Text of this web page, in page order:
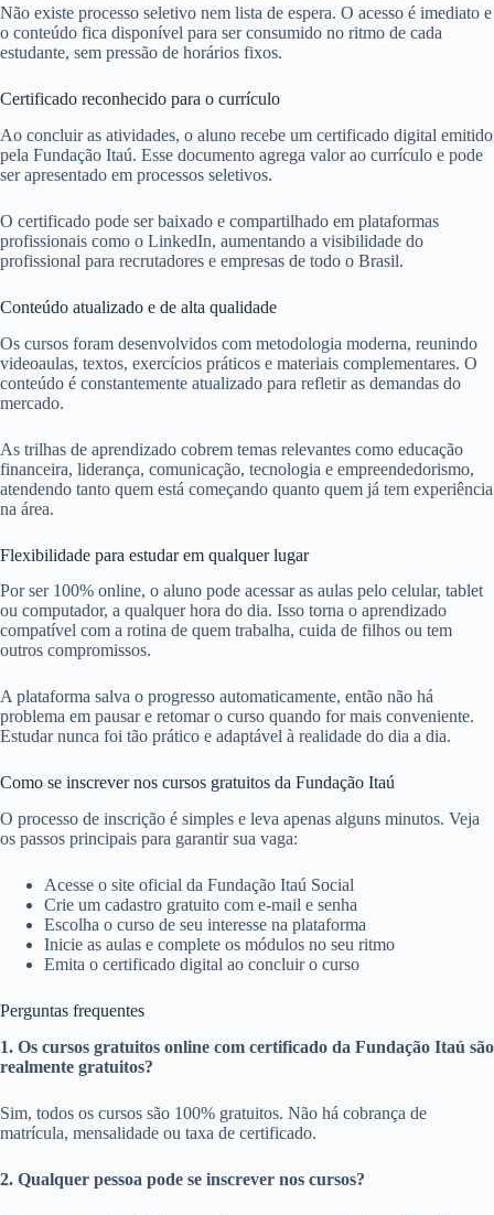
Não existe processo seletivo nem lista de espera. O acesso é imediato e
o conteúdo fica disponível para ser consumido no ritmo de cada
estudante, sem pressão de horários fixos.
Certificado reconhecido para o currículo
Ao concluir as atividades, o aluno recebe um certificado digital emitido
pela Fundação Itaú. Esse documento agrega valor ao currículo e pode
ser apresentado em processos seletivos.
O certificado pode ser baixado e compartilhado em plataformas
profissionais como o LinkedIn, aumentando a visibilidade do
profissional para recrutadores e empresas de todo o Brasil.
Conteúdo atualizado e de alta qualidade
Os cursos foram desenvolvidos com metodologia moderna, reunindo
videoaulas, textos, exercícios práticos e materiais complementares. O
conteúdo é constantemente atualizado para refletir as demandas do
mercado.
As trilhas de aprendizado cobrem temas relevantes como educação
financeira, liderança, comunicação, tecnologia e empreendedorismo,
atendendo tanto quem está começando quanto quem já tem experiência
na área.
Flexibilidade para estudar em qualquer lugar
Por ser 100% online, o aluno pode acessar as aulas pelo celular, tablet
ou computador, a qualquer hora do dia. Isso torna o aprendizado
compatível com a rotina de quem trabalha, cuida de filhos ou tem
outros compromissos.
A plataforma salva o progresso automaticamente, então não há
problema em pausar e retomar o curso quando for mais conveniente.
Estudar nunca foi tão prático e adaptável à realidade do dia a dia.
Como se inscrever nos cursos gratuitos da Fundação Itaú
O processo de inscrição é simples e leva apenas alguns minutos. Veja
os passos principais para garantir sua vaga:
Acesse o site oficial da Fundação Itaú Social
Crie um cadastro gratuito com e-mail e senha
Escolha o curso de seu interesse na plataforma
Inicie as aulas e complete os módulos no seu ritmo
Emita o certificado digital ao concluir o curso
Perguntas frequentes
1. Os cursos gratuitos online com certificado da Fundação Itaú são
realmente gratuitos?
Sim, todos os cursos são 100% gratuitos. Não há cobrança de
matrícula, mensalidade ou taxa de certificado.
2. Qualquer pessoa pode se inscrever nos cursos?